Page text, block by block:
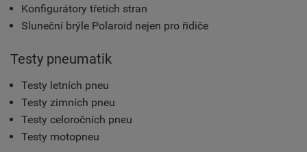
Konfigurátory třetích stran
Sluneční brýle Polaroid nejen pro řidiče
Testy pneumatik
Testy letních pneu
Testy zimních pneu
Testy celoročních pneu
Testy motopneu